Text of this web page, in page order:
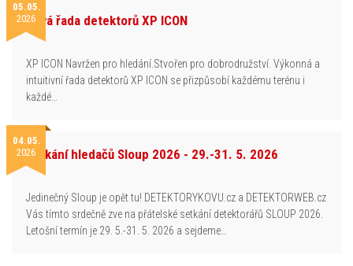
05.05.
2026Nová řada detektorů XP ICON
XP ICON Navržen pro hledání.Stvořen pro dobrodružství. Výkonná a
intuitivní řada detektorů XP ICON se přizpůsobí každému terénu i
každé…
04.05.
2026Setkání hledačů Sloup 2026 - 29.-31. 5. 2026
Jedinečný Sloup je opět tu! DETEKTORYKOVU.cz a DETEKTORWEB.cz
Vás tímto srdečně zve na přátelské setkání detektorářů SLOUP 2026.
Letošní termín je 29. 5.-31. 5. 2026 a sejdeme…